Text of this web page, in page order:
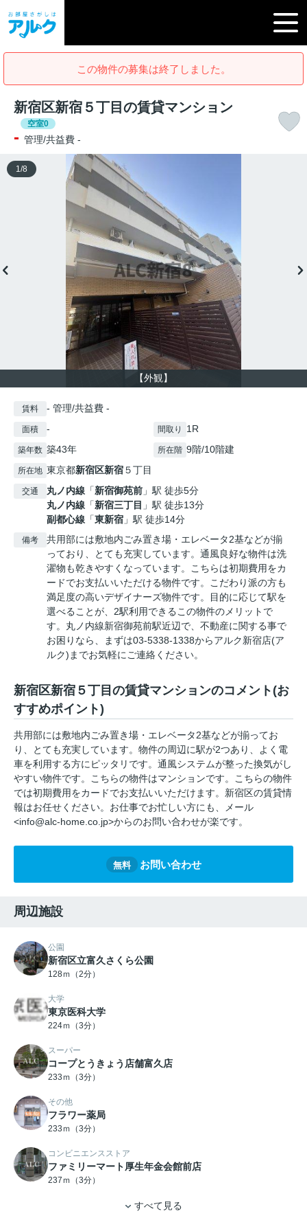
この物件の募集は終了しました。
新宿区新宿５丁目の賃貸マンション
空室0
- 管理/共益費 -
【外観】
1 /8
賃料 - 管理/共益費 -
面積 - 間取り 1R
築年数 築43年 所在階 9階/10階建
所在地 東京都新宿区新宿５丁目
交通 丸ノ内線 「新宿御苑前 」駅 徒歩5分
丸ノ内線 「新宿三丁目 」駅 徒歩13分
副都心線 「東新宿 」駅 徒歩14分
備考
共用部には敷地内ごみ置き場・エレベータ2基などが揃
っており、とても充実しています。通風良好な物件は洗
濯物も乾きやすくなっています。こちらは初期費用をカ
ードでお支払いいただける物件です。こだわり派の方も
満足度の高いデザイナーズ物件です。目的に応じて駅を
選べることが、2駅利用できるこの物件のメリットで
す。丸ノ内線新宿御苑前駅近辺で、不動産に関する事で
お困りなら、まずは03-5338-1338からアルク新宿店(ア
ルク)までお気軽にご連絡ください。
新宿区新宿５丁目の賃貸マンションのコメント(お
すすめポイント)
共用部には敷地内ごみ置き場・エレベータ2基などが揃ってお
り、とても充実しています。物件の周辺に駅が2つあり、よく電
車を利用する方にピッタリです。通風システムが整った換気がし
やすい物件です。こちらの物件はマンションです。こちらの物件
では初期費用をカードでお支払いいただけます。新宿区の賃貸情
報はお任せください。お仕事でお忙しい方にも、メール
<info@alc-home.co.jp>からのお問い合わせが楽です。
無料 お問い合わせ
周辺施設
公園
新宿区立富久さくら公園
128ｍ（2分）
大学
東京医科大学
224ｍ（3分）
スーパー
コープとうきょう店舗富久店
233ｍ（3分）
その他
フラワー薬局
233ｍ（3分）
コンビニエンスストア
ファミリーマート厚生年金会館前店
237ｍ（3分）
すべて見る